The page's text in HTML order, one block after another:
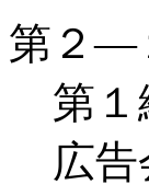
第２―
第
広